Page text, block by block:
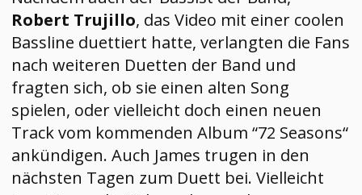
Robert Trujillo, das Video mit einer coolen
Bassline duettiert hatte, verlangten die Fans
nach weiteren Duetten der Band und
fragten sich, ob sie einen alten Song
spielen, oder vielleicht doch einen neuen
Track vom kommenden Album “72 Seasons“
ankündigen. Auch James trugen in den
nächsten Tagen zum Duett bei. Vielleicht